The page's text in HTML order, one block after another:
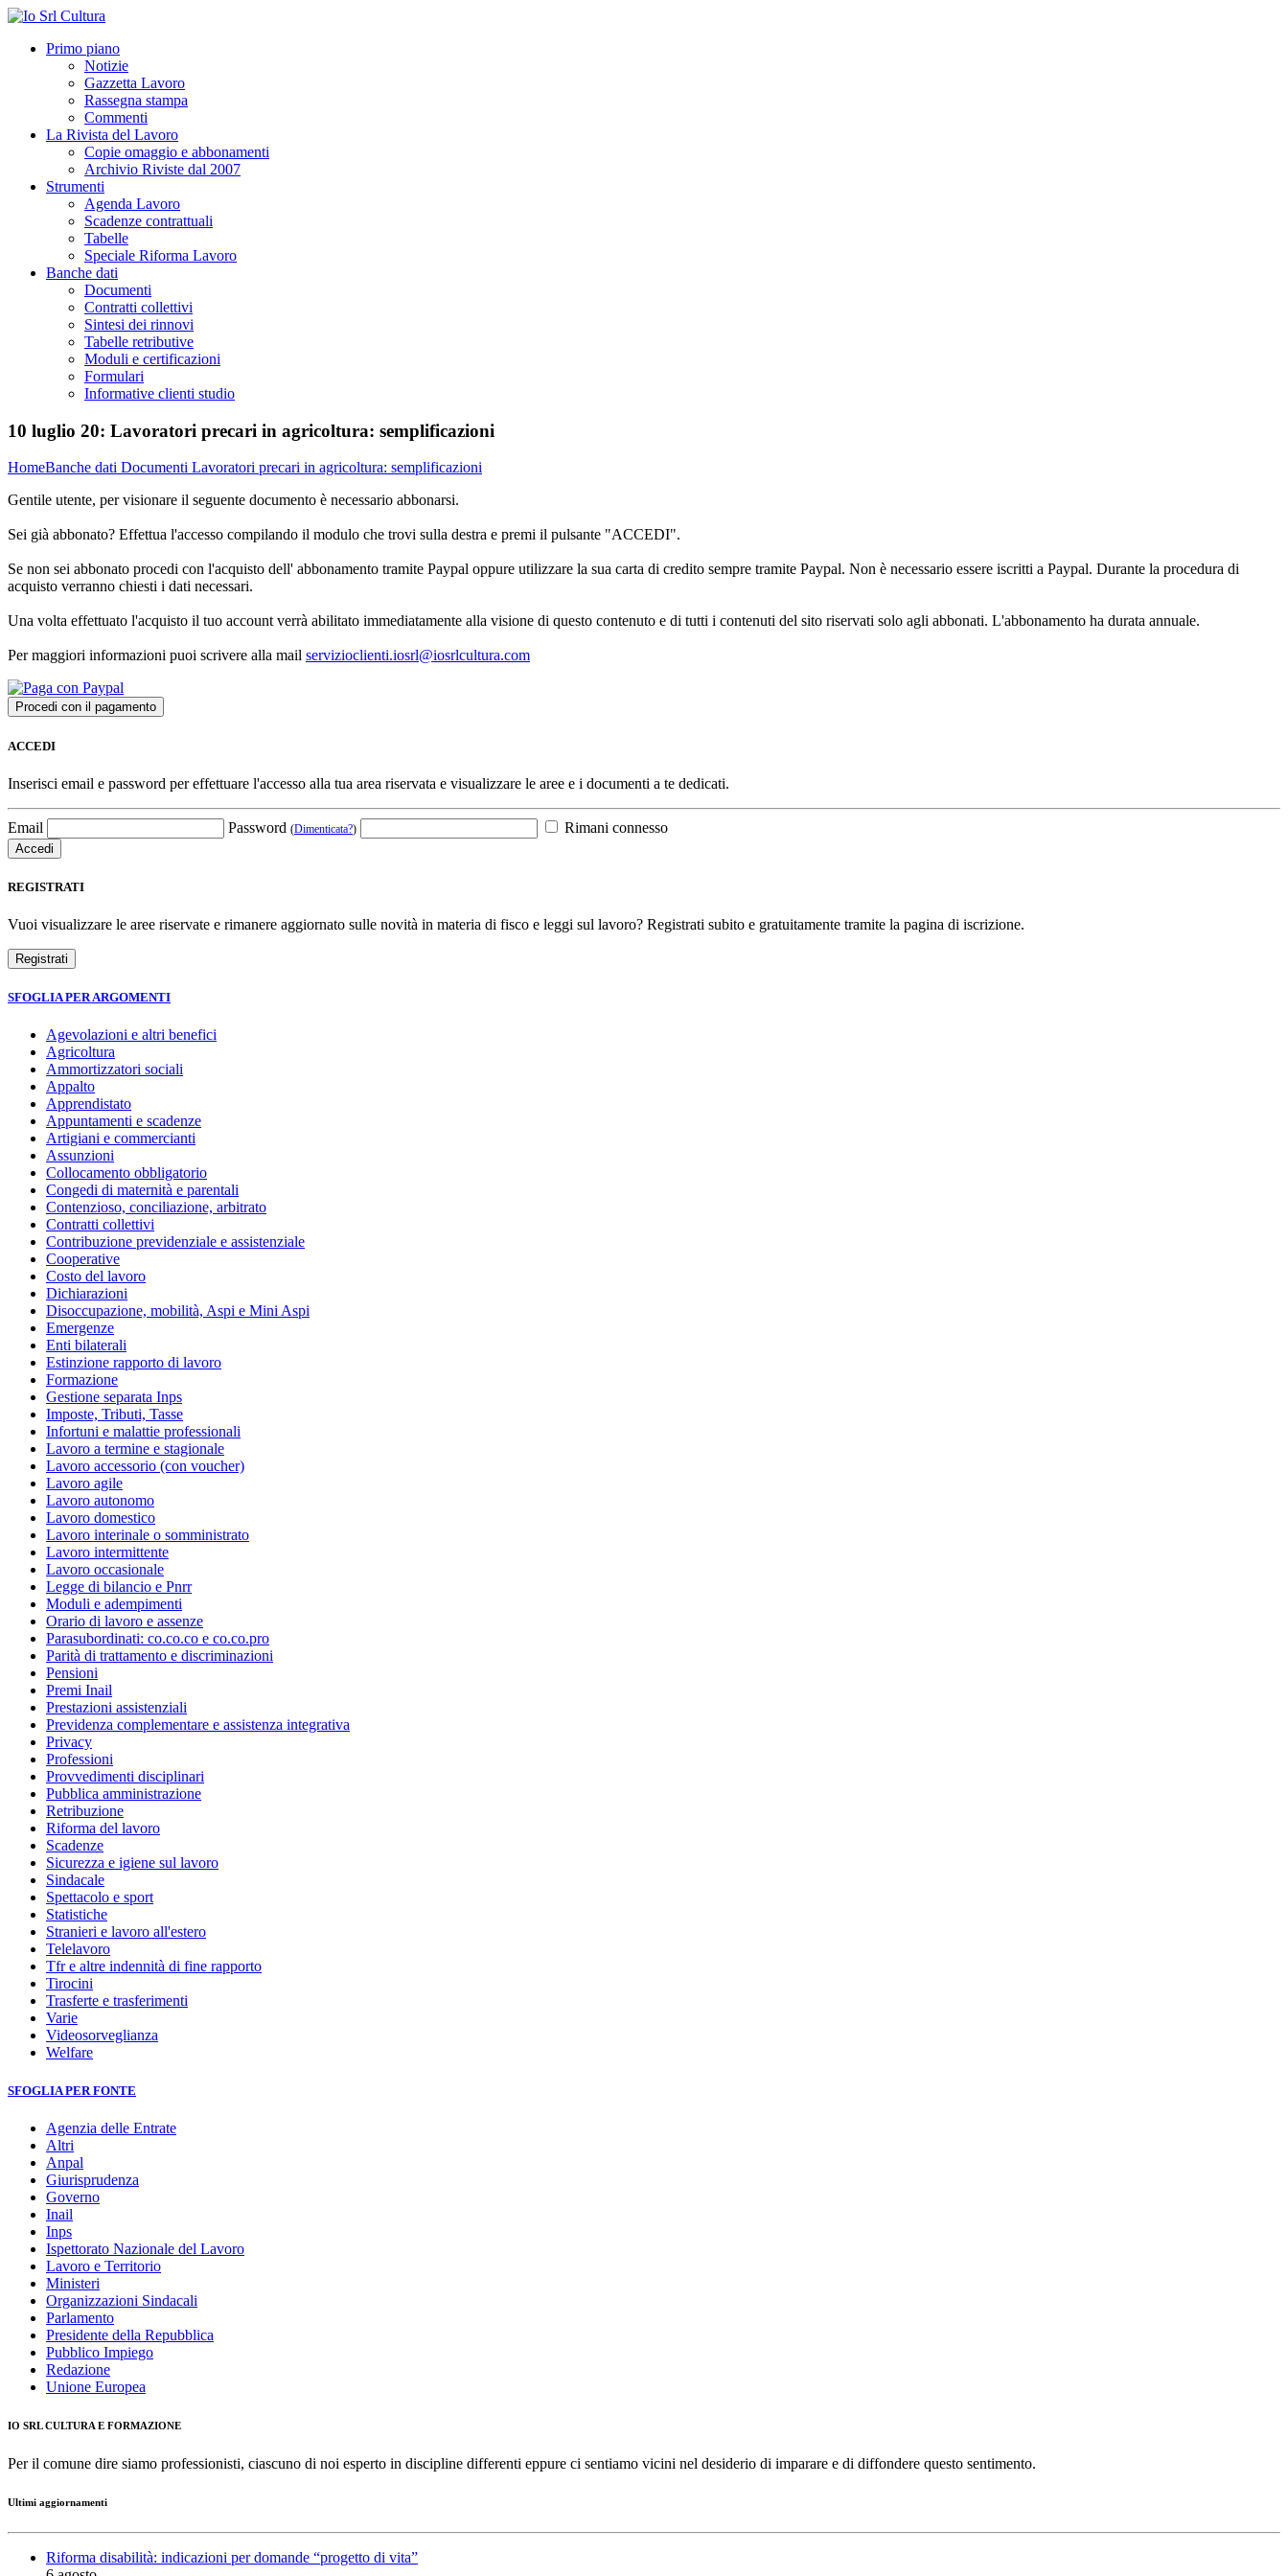
Primo piano
Notizie
Gazzetta Lavoro
Rassegna stampa
Commenti
La Rivista del Lavoro
Copie omaggio e abbonamenti
Archivio Riviste dal 2007
Strumenti
Agenda Lavoro
Scadenze contrattuali
Tabelle
Speciale Riforma Lavoro
Banche dati
Documenti
Contratti collettivi
Sintesi dei rinnovi
Tabelle retributive
Moduli e certificazioni
Formulari
Informative clienti studio
10 luglio 20: Lavoratori precari in agricoltura: semplificazioni
HomeBanche dati Documenti Lavoratori precari in agricoltura: semplificazioni
Gentile utente, per visionare il seguente documento è necessario abbonarsi.
Sei già abbonato? Effettua l'accesso compilando il modulo che trovi sulla destra e premi il pulsante "ACCEDI".
Se non sei abbonato procedi con l'acquisto dell' abbonamento tramite Paypal oppure utilizzare la sua carta di credito sempre tramite Paypal. Non è necessario essere iscritti a Paypal. Durante la procedura di
acquisto verranno chiesti i dati necessari.
Una volta effettuato l'acquisto il tuo account verrà abilitato immediatamente alla visione di questo contenuto e di tutti i contenuti del sito riservati solo agli abbonati. L'abbonamento ha durata annuale.
Per maggiori informazioni puoi scrivere alla mail servizioclienti.iosrl@iosrlcultura.com
ACCEDI
Inserisci email e password per effettuare l'accesso alla tua area riservata e visualizzare le aree e i documenti a te dedicati.
Email Password (Dimenticata?) Rimani connesso
REGISTRATI
Vuoi visualizzare le aree riservate e rimanere aggiornato sulle novità in materia di fisco e leggi sul lavoro? Registrati subito e gratuitamente tramite la pagina di iscrizione.
SFOGLIA PER ARGOMENTI
Agevolazioni e altri benefici
Agricoltura
Ammortizzatori sociali
Appalto
Apprendistato
Appuntamenti e scadenze
Artigiani e commercianti
Assunzioni
Collocamento obbligatorio
Congedi di maternità e parentali
Contenzioso, conciliazione, arbitrato
Contratti collettivi
Contribuzione previdenziale e assistenziale
Cooperative
Costo del lavoro
Dichiarazioni
Disoccupazione, mobilità, Aspi e Mini Aspi
Emergenze
Enti bilaterali
Estinzione rapporto di lavoro
Formazione
Gestione separata Inps
Imposte, Tributi, Tasse
Infortuni e malattie professionali
Lavoro a termine e stagionale
Lavoro accessorio (con voucher)
Lavoro agile
Lavoro autonomo
Lavoro domestico
Lavoro interinale o somministrato
Lavoro intermittente
Lavoro occasionale
Legge di bilancio e Pnrr
Moduli e adempimenti
Orario di lavoro e assenze
Parasubordinati: co.co.co e co.co.pro
Parità di trattamento e discriminazioni
Pensioni
Premi Inail
Prestazioni assistenziali
Previdenza complementare e assistenza integrativa
Privacy
Professioni
Provvedimenti disciplinari
Pubblica amministrazione
Retribuzione
Riforma del lavoro
Scadenze
Sicurezza e igiene sul lavoro
Sindacale
Spettacolo e sport
Statistiche
Stranieri e lavoro all'estero
Telelavoro
Tfr e altre indennità di fine rapporto
Tirocini
Trasferte e trasferimenti
Varie
Videosorveglianza
Welfare
SFOGLIA PER FONTE
Agenzia delle Entrate
Altri
Anpal
Giurisprudenza
Governo
Inail
Inps
Ispettorato Nazionale del Lavoro
Lavoro e Territorio
Ministeri
Organizzazioni Sindacali
Parlamento
Presidente della Repubblica
Pubblico Impiego
Redazione
Unione Europea
IO SRL CULTURA E FORMAZIONE
Per il comune dire siamo professionisti, ciascuno di noi esperto in discipline differenti eppure ci sentiamo vicini nel desiderio di imparare e di diffondere questo sentimento.
Ultimi aggiornamenti
Riforma disabilità: indicazioni per domande “progetto di vita”